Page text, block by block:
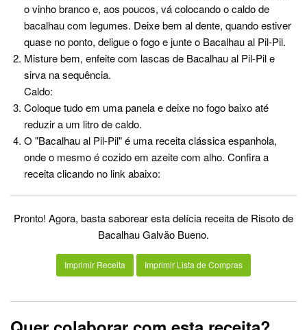
o vinho branco e, aos poucos, vá colocando o caldo de
bacalhau com legumes. Deixe bem al dente, quando estiver
quase no ponto, deligue o fogo e junte o Bacalhau al Pil-Pil.
Misture bem, enfeite com lascas de Bacalhau al Pil-Pil e
sirva na sequência.
Caldo:
Coloque tudo em uma panela e deixe no fogo baixo até
reduzir a um litro de caldo.
O "Bacalhau al Pil-Pil" é uma receita clássica espanhola,
onde o mesmo é cozido em azeite com alho. Confira a
receita clicando no link abaixo:
Pronto! Agora, basta saborear esta delícia receita de Risoto de
Bacalhau Galvão Bueno.
Imprimir Receita Imprimir Lista de Compras